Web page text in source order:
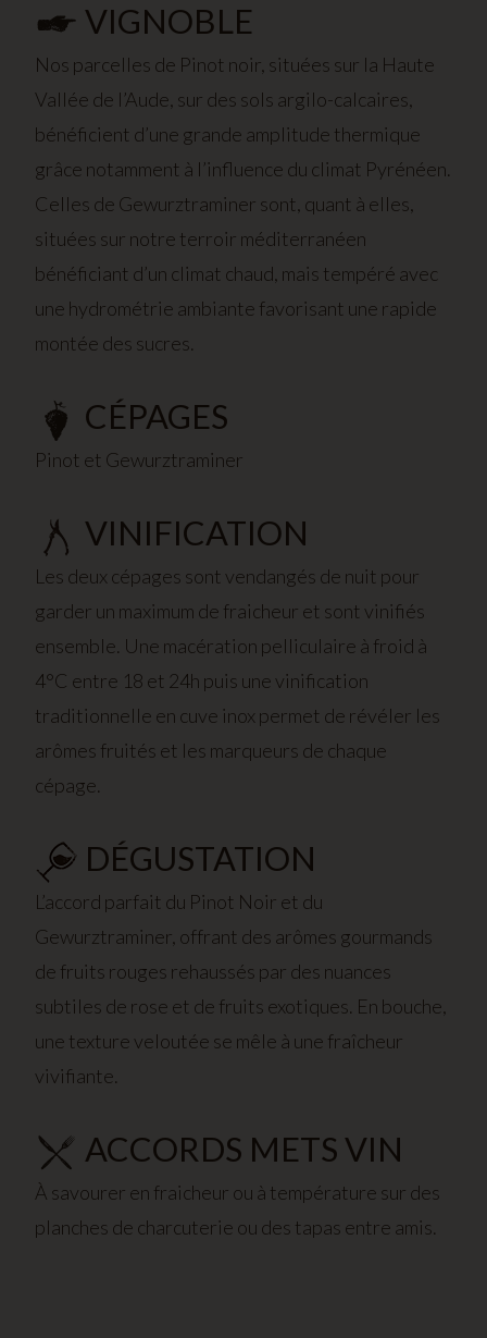
VIGNOBLE
Nos parcelles de Pinot noir, situées sur la Haute
Vallée de l’Aude, sur des sols argilo-calcaires,
bénéficient d’une grande amplitude thermique
grâce notamment à l’influence du climat Pyrénéen.
Celles de Gewurztraminer sont, quant à elles,
situées sur notre terroir méditerranéen
bénéficiant d’un climat chaud, mais tempéré avec
une hydrométrie ambiante favorisant une rapide
montée des sucres.
CÉPAGES
Pinot et Gewurztraminer
VINIFICATION
Les deux cépages sont vendangés de nuit pour
garder un maximum de fraicheur et sont vinifiés
ensemble. Une macération pelliculaire à froid à
4°C entre 18 et 24h puis une vinification
traditionnelle en cuve inox permet de révéler les
arômes fruités et les marqueurs de chaque
cépage.
DÉGUSTATION
L’accord parfait du Pinot Noir et du
Gewurztraminer, offrant des arômes gourmands
de fruits rouges rehaussés par des nuances
subtiles de rose et de fruits exotiques. En bouche,
une texture veloutée se mêle à une fraîcheur
vivifiante.
ACCORDS METS VIN
À savourer en fraicheur ou à température sur des
planches de charcuterie ou des tapas entre amis.